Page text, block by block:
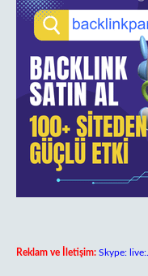
Reklam ve İletişim: Skype: